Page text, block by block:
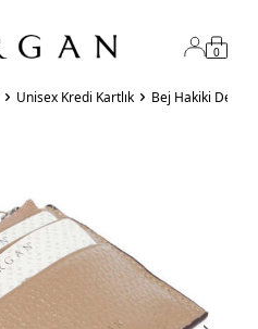
0
Unisex Kredi Kartlık Bej Hakiki Deri